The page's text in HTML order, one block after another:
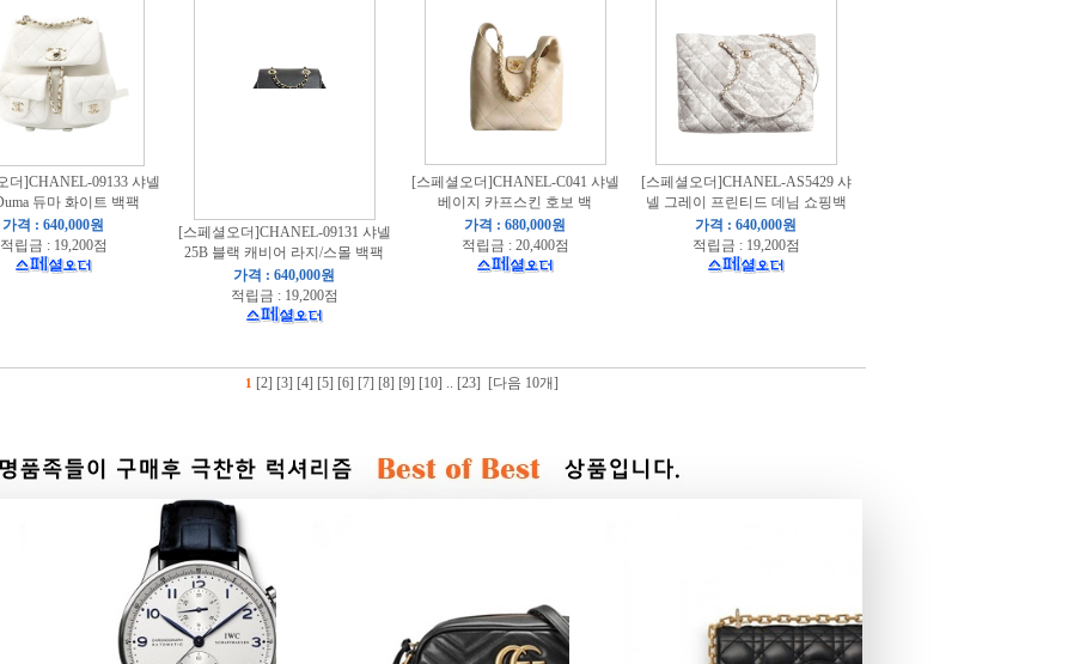
더]CHANEL-09133 샤넬
듀마 화이트 백팩
가격 : 640,000원
적립금 : 19,200점
[스페셜오더]CHANEL-09131 샤넬
25B 블랙 캐비어 라지/스몰 백팩
가격 : 640,000원
적립금 : 19,200점
[스페셜오더]CHANEL-C041 샤넬
베이지 카프스킨 호보 백
가격 : 680,000원
적립금 : 20,400점
[스페셜오더]CHANEL-AS5429 샤
넬 그레이 프린티드 데님 쇼핑백
가격 : 640,000원
적립금 : 19,200점
1 [2] [3] [4] [5] [6] [7] [8] [9] [10] .. [23] [다음 10개]